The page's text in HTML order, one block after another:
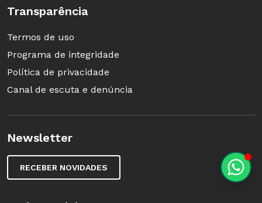
Transparência
Termos de uso
Programa de integridade
Política de privacidade
Canal de escuta e denúncia
Newsletter
RECEBER NOVIDADES